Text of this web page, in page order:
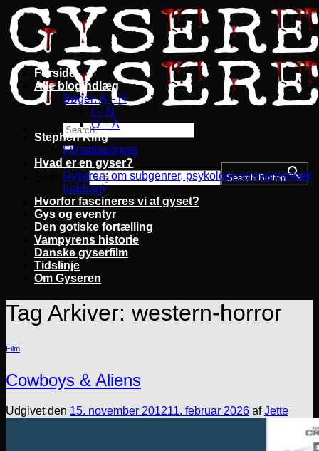
Fortsæt
til
indhold
Search for: Search Button
Forside
Alle blogindlæg
Bøger: A – H
I – N
O – Å
Stephen King
Filmatiseringer
Hvad er en gyser?
Gyseren: om subgenrer, psykologi og eventyrtræk
(uddrag)
Hvorfor fascineres vi af gyset?
Gys og eventyr
Den gotiske fortælling
Vampyrens historie
Danske gyserfilm
Tidslinje
Om Gyseren
Tag Arkiver: western-horror
Film
Cowboys & Aliens
Udgivet den 15. november 201211. februar 2026 afJette